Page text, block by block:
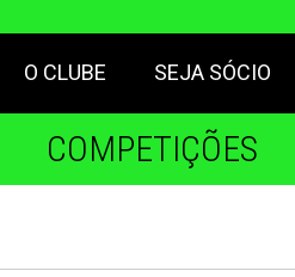
O CLUBE SEJA SÓCIO
COMPETIÇÕES